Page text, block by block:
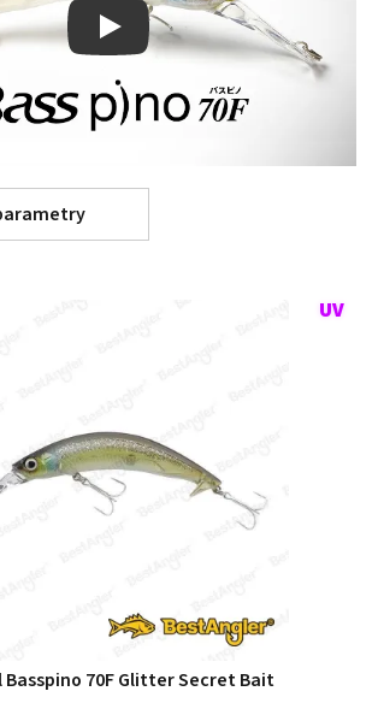
Play
70F Glitter Secret Bait